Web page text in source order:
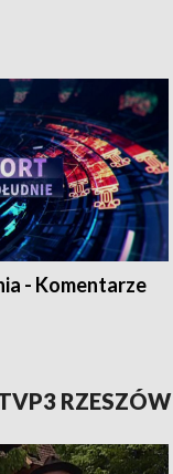
- Komentarze
RZESZÓW